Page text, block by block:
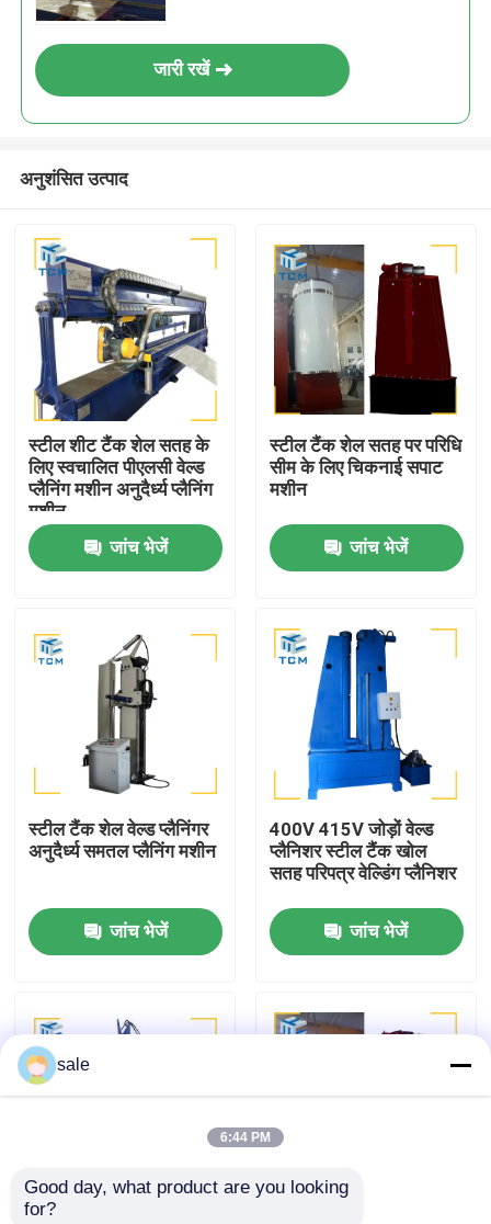
उत्पाद
कारखाने का दौरा
गुणवत्ता नियंत्रण
हमसे संपर्क करें
मामले
एक उद्धरण का अनुरोध करें
टैंक पॉलिशिंग मशीन
जारी रखें
अनुशंसित उत्पाद
स्टील शीट टैंक शेल सतह के
लिए स्वचालित पीएलसी वेल्ड
प्लैनिंग मशीन अनुदैर्ध्य प्लैनिंग
मशीन
जांच भेजें
स्टील टैंक शेल सतह पर परिधि
सीम के लिए चिकनाई सपाट
मशीन
जांच भेजें
स्टील टैंक शेल वेल्ड प्लैनिंगर
अनुदैर्ध्य समतल प्लैनिंग मशीन
जांच भेजें
400V 415V जोड़ों वेल्ड
प्लैनिशर स्टील टैंक खोल
सतह परिपत्र वेल्डिंग प्लैनिशर
जांच भेजें
कस्टम स्टील टैंक अनुदैर्ध्य
sale
6:44 PM
Good day, what product are you looking
for?